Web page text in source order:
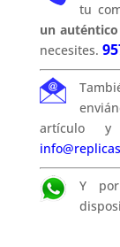
tu
un
necesites.
artículo y
Y